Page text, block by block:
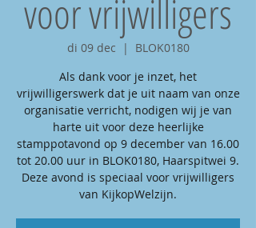
voor vrijwilligers
di 09 dec
  |
BLOK0180
Als dank voor je inzet, het
vrijwilligerswerk dat je uit naam van onze
organisatie verricht, nodigen wij je van
harte uit voor deze heerlijke
stamppotavond op 9 december van 16.00
tot 20.00 uur in BLOK0180, Haarspitwei 9.
Deze avond is speciaal voor vrijwilligers
van KijkopWelzijn.